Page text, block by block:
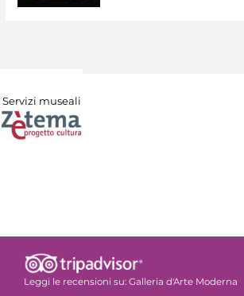
Servizi museali
Leggi le recensioni su: Galleria d'Arte Moderna